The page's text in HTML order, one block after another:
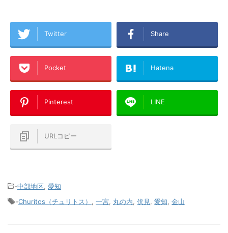
Twitter Share
Pocket Hatena
Pinterest LINE
URLコピー
-中部地区 愛知
-Churitos（チュリトス） 一宮 丸の内 伏見 愛知 金山